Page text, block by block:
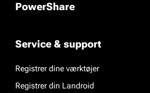
PowerShare
Service & support
Registrer dine værktøjer
Registrer din Landroid